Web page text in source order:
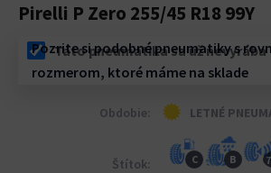
Pirelli P Zero 255/45 R18 99Y
Táto pneumatika sa už nevyrába
Pozrite si podobné pneumatiky s
rozmerom, ktoré máme na sklade
Obdobie: LETNÉ
Štítok: C B